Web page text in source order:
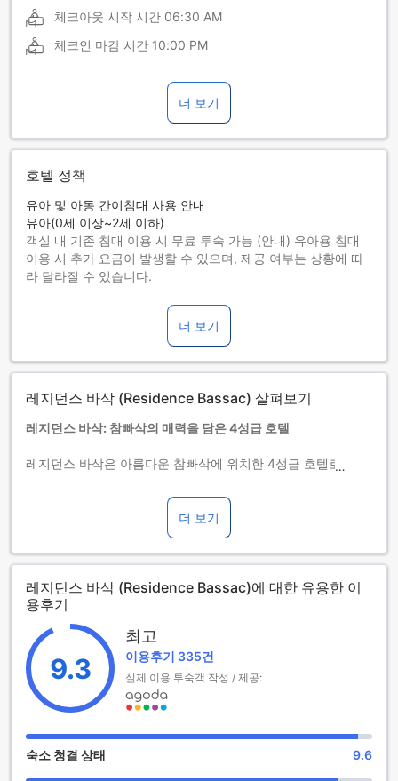
체크아웃 시작 시간 06:30 AM
체크인 마감 시간 10:00 PM
더 보기
호텔 정책
유아 및 아동 간이침대 사용 안내
유아(0세 이상~2세 이하)
객실 내 기존 침대 이용 시 무료 투숙 가능 (안내) 유아용 침대
이용 시 추가 요금이 발생할 수 있으며, 제공 여부는 상황에 따
라 달라질 수 있습니다.
객실 내 기존 침대를 이용하면 무료로 투숙할 수 있습니다.
6세 이상 투숙객은 성인으로 간주합니다.
간이침대 사용 가능 여부는 객실별로 다릅니다. 각 객실의 투숙
가능 인원 정보를 확인하시기 바랍니다.
될 수 있습니다.
더 보기
레지던스 바삭 (Residence Bassac) 살펴보기
레지던스 바삭: 참빠삭의 매력을 담은 4성급 호텔
레지던스 바삭은 아름다운 참빠삭에 위치한 4성급 호텔로, 여
노베이션을 마친 이 호텔은 현대적인 시설과 전통적인 라오스
의 매력을 조화롭게 결합하여, 모든 손님에게 특별한 경험을 선
사합니다. 총 14개의 객실이 마련되어 있어, 소규모 그룹이나
가족 단위 여행객들에게도 적합한 선택입니다.
체크인은 오후 2시부터 가능하며, 체크아웃은 정오 12시까지
이루어집니다. 어린이 정책 또한 매우 유연하여, 3세에서 5세
사이의 어린이는 무료로 숙박할 수 있어 가족 여행에 최적의 장
소입니다. 레지던스 바삭에서 특별한 추억을 만들어보세요!
레지던스 바삭의 다양한 엔터테인먼트 시설
레지던스 바삭은 참빠삭의 매력을 한껏 느낄 수 있는 다양한 엔
터테인먼트 시설을 자랑합니다. 먼저, 호텔 내에 위치한 바는 여
대화와 함께 다양한 음료를 즐길 수 있습니다. 바의 분위기는 편
안하며, 이곳에서의 저녁 시간은 잊지 못할 추억으로 남을 것입
더 보기
레지던스 바삭 (Residence Bassac)에 대한 유용한 이
용후기
9.3
최고
이용후기 335건
실제 이용 투숙객 작성 / 제공:
숙소 청결 상태 9.6